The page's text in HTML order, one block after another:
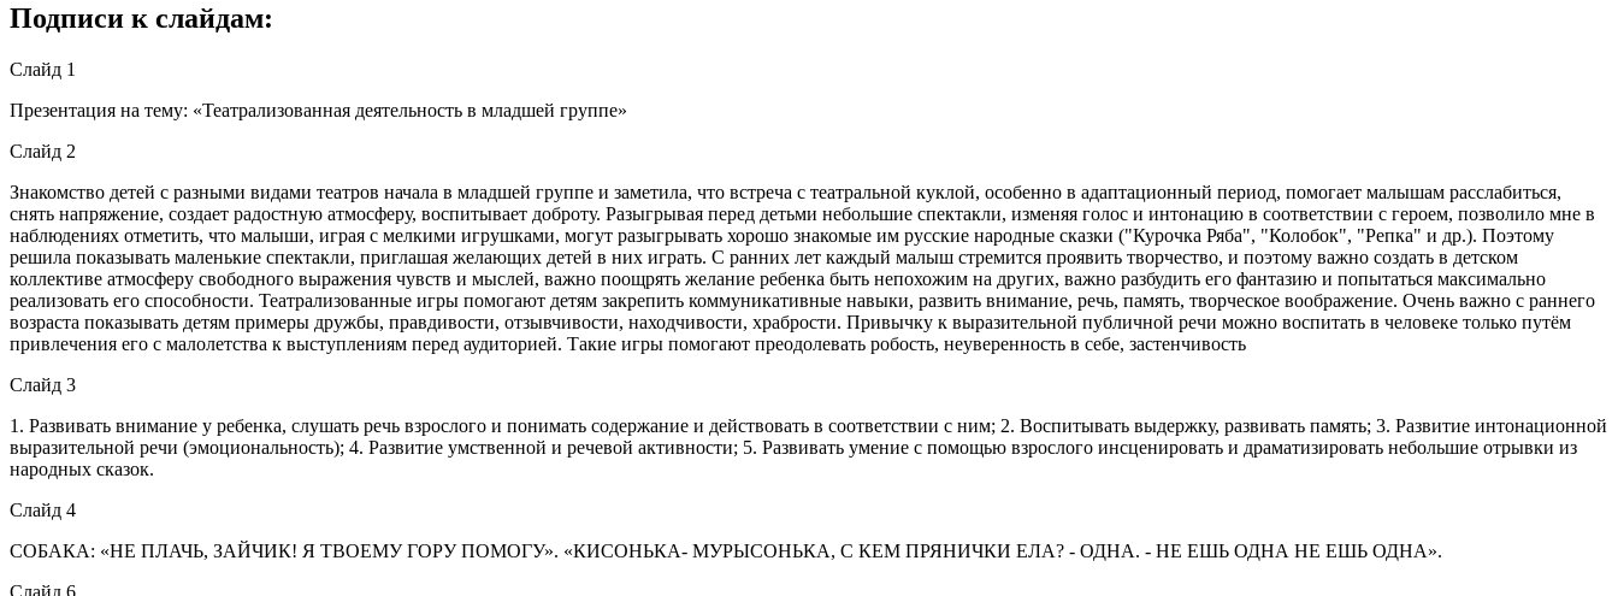
Подписи к слайдам:
Слайд 1
Презентация на тему: «Театрализованная деятельность в младшей группе»
Слайд 2
Знакомство детей с разными видами театров начала в младшей группе и заметила, что встреча с театральной куклой, особенно в адаптационный период, помогает малышам расслабиться,
снять напряжение, создает радостную атмосферу, воспитывает доброту. Разыгрывая перед детьми небольшие спектакли, изменяя голос и интонацию в соответствии с героем, позволило мне в
наблюдениях отметить, что малыши, играя с мелкими игрушками, могут разыгрывать хорошо знакомые им русские народные сказки ("Курочка Ряба", "Колобок", "Репка" и др.). Поэтому
решила показывать маленькие спектакли, приглашая желающих детей в них играть. С ранних лет каждый малыш стремится проявить творчество, и поэтому важно создать в детском
коллективе атмосферу свободного выражения чувств и мыслей, важно поощрять желание ребенка быть непохожим на других, важно разбудить его фантазию и попытаться максимально
реализовать его способности. Театрализованные игры помогают детям закрепить коммуникативные навыки, развить внимание, речь, память, творческое воображение. Очень важно с раннего
возраста показывать детям примеры дружбы, правдивости, отзывчивости, находчивости, храбрости. Привычку к выразительной публичной речи можно воспитать в человеке только путём
привлечения его с малолетства к выступлениям перед аудиторией. Такие игры помогают преодолевать робость, неуверенность в себе, застенчивость
Слайд 3
1. Развивать внимание у ребенка, слушать речь взрослого и понимать содержание и действовать в соответствии с ним; 2. Воспитывать выдержку, развивать память; 3. Развитие интонационной
выразительной речи (эмоциональность); 4. Развитие умственной и речевой активности; 5. Развивать умение с помощью взрослого инсценировать и драматизировать небольшие отрывки из
народных сказок.
Слайд 4
СОБАКА: «НЕ ПЛАЧЬ, ЗАЙЧИК! Я ТВОЕМУ ГОРУ ПОМОГУ». «КИСОНЬКА- МУРЫСОНЬКА, С КЕМ ПРЯНИЧКИ ЕЛА? - ОДНА. - НЕ ЕШЬ ОДНА НЕ ЕШЬ ОДНА».
Слайд 6